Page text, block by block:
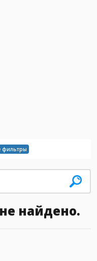
фильтры
найдено.